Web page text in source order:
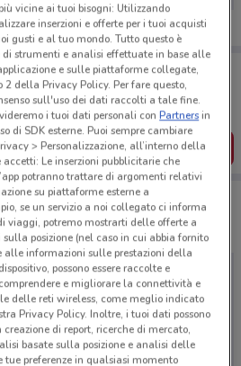
sempre con te!
migliori offerte dei negozi vicino a te,
la tua lista del risparmio, comodamente
SCARICA L’APP
a Velletri
vicine ai tuoi bisogni: Utilizzando
inserzioni e offerte per i tuoi acquisti
gusti e al tuo mondo. Tutto questo è
di strumenti e analisi effettuate in base alle
e sulle piattaforme collegate,
della Privacy Policy. Per fare questo,
sull'uso dei dati raccolti a tale fine.
i tuoi dati personali conPartnersin
di SDK esterne. Puoi sempre cambiare
> Personalizzazione, all’interno della
accetti: Le inserzioni pubblicitarie che
potranno trattare di argomenti relativi
su piattaforme esterne a
se un servizio a noi collegato ci informa
viaggi, potremo mostrarti delle offerte a
posizione (nel caso in cui abbia fornito
alle informazioni sulle prestazioni della
possono essere raccolte e
e migliorare la connettività e
delle reti wireless, come meglio indicato
Privacy Policy. Inoltre, i tuoi dati possono
di report, ricerche di mercato,
basate sulla posizione e analisi delle
tue preferenze in qualsiasi momento